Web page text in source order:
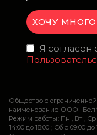
Я согласен
Общество с
наименование ООО
Режим работы: Пн , Вт , Ср ,
14:00 до 18:00 ; Сб c 09:00 до